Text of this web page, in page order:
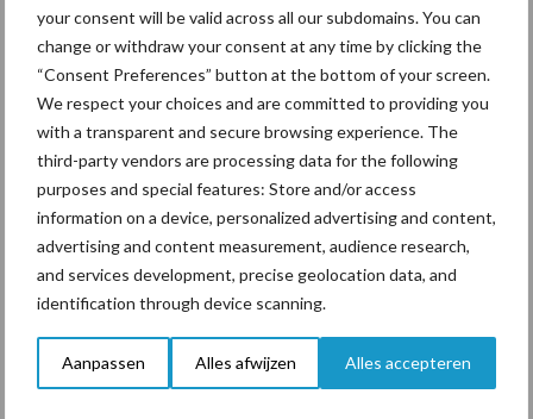
your consent will be valid across all our subdomains. You can
change or withdraw your consent at any time by clicking the
“Consent Preferences” button at the bottom of your screen.
We respect your choices and are committed to providing you
with a transparent and secure browsing experience. The
third-party vendors are processing data for the following
purposes and special features: Store and/or access
information on a device, personalized advertising and content,
advertising and content measurement, audience research,
and services development, precise geolocation data, and
identification through device scanning.
Aanpassen Alles afwijzen Alles accepteren
gezondheid van het dier. Maar maakt u gebruik ...Lees meer
partner OCI
Agro
Gras-
klaver
inkuilen
vraagt
aandach
t aanrijden kuil